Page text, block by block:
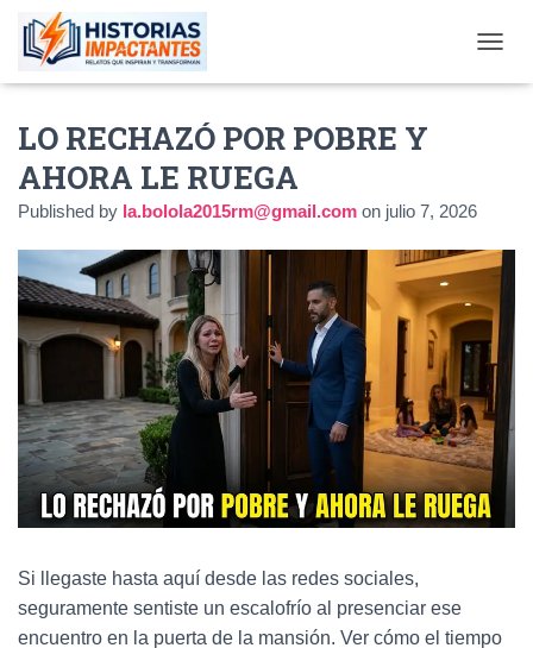
LO RECHAZÓ POR POBRE Y
AHORA LE RUEGA
Published by la.bolola2015rm@gmail.com on julio 7, 2026
Si llegaste hasta aquí desde las redes sociales,
seguramente sentiste un escalofrío al presenciar ese
encuentro en la puerta de la mansión. Ver cómo el tiempo